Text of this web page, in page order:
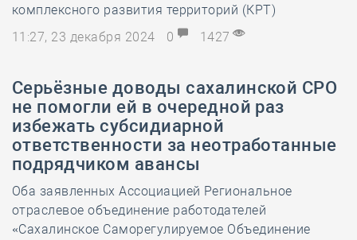
комплексного развития территорий (КРТ)
11:27, 23 декабря 2024
0 1427
Серьёзные доводы сахалинской СРО
не помогли ей в очередной раз
избежать субсидиарной
ответственности за неотработанные
подрядчиком авансы
Оба заявленных Ассоциацией Региональное
отраслевое объединение работодателей
«Сахалинское Саморегулируемое Объединение